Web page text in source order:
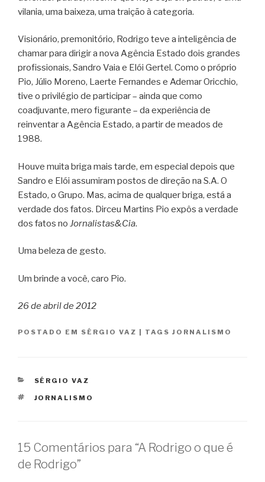
vilania, uma baixeza, uma traição à categoria.
Visionário, premonitório, Rodrigo teve a inteligência de
chamar para dirigir a nova Agência Estado dois grandes
profissionais, Sandro Vaia e Elói Gertel. Como o próprio
Pio, Júlio Moreno, Laerte Fernandes e Ademar Oricchio,
tive o privilégio de participar – ainda que como
coadjuvante, mero figurante – da experiência de
reinventar a Agência Estado, a partir de meados de
1988.
Houve muita briga mais tarde, em especial depois que
Sandro e Elói assumiram postos de direção na S.A. O
Estado, o Grupo. Mas, acima de qualquer briga, está a
verdade dos fatos. Dirceu Martins Pio expôs a verdade
dos fatos no Jornalistas&Cia.
Uma beleza de gesto.
Um brinde a você, caro Pio.
26 de abril de 2012
POSTADO EM SÉRGIO VAZ | TAGS JORNALISMO
CATEGORIAS
SÉRGIO VAZ
TAGS
JORNALISMO
15 Comentários para “A Rodrigo o que é
de Rodrigo”